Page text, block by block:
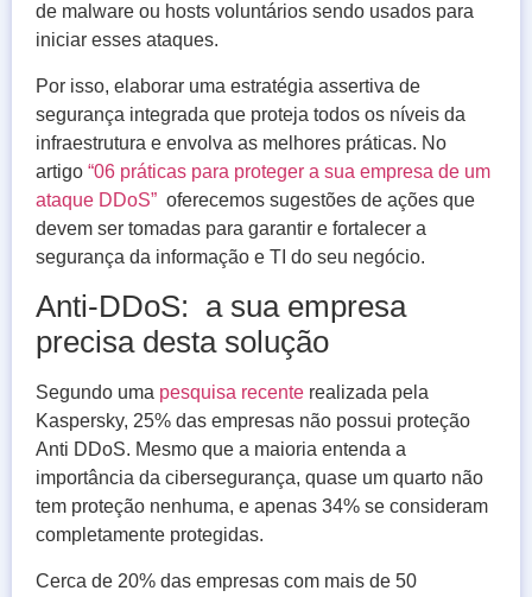
de malware ou hosts voluntários sendo usados ​​para
iniciar esses ataques.
Por isso, elaborar uma estratégia assertiva de
segurança integrada que proteja todos os níveis da
infraestrutura e envolva as melhores práticas. No
artigo “06 práticas para proteger a sua empresa de um
ataque DDoS” oferecemos sugestões de ações que
devem ser tomadas para garantir e fortalecer a
segurança da informação e TI do seu negócio.
Anti-DDoS: a sua empresa
precisa desta solução
Segundo uma pesquisa recente realizada pela
Kaspersky, 25% das empresas não possui proteção
Anti DDoS. Mesmo que a maioria entenda a
importância da cibersegurança, quase um quarto não
tem proteção nenhuma, e apenas 34% se consideram
completamente protegidas.
Cerca de 20% das empresas com mais de 50